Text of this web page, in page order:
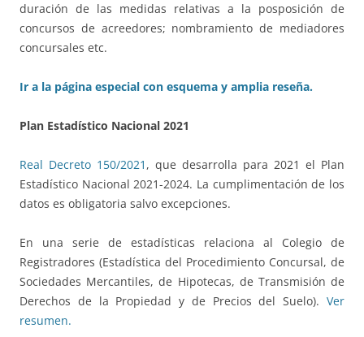
duración de las medidas relativas a la posposición de
concursos de acreedores; nombramiento de mediadores
concursales etc.
Ir a la página especial con esquema y amplia reseña.
Plan Estadístico Nacional 2021
Real Decreto 150/2021 , que desarrolla para 2021 el Plan
Estadístico Nacional 2021-2024. La cumplimentación de los
datos es obligatoria salvo excepciones.
En una serie de estadísticas relaciona al Colegio de
Registradores (Estadística del Procedimiento Concursal, de
Sociedades Mercantiles, de Hipotecas, de Transmisión de
Derechos de la Propiedad y de Precios del Suelo). Ver
resumen.